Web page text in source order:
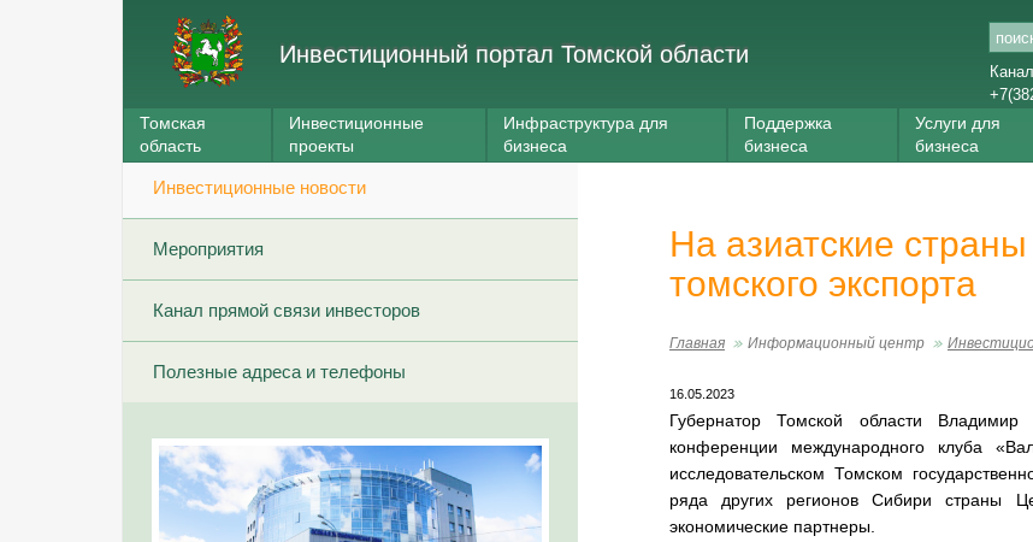
Инвестиционный портал Томской области
Томская
область
Инвестиционные
проекты
Инфраструктура для
бизнеса
Поддержка
бизнеса
Услуги для
бизнеса
Инвестиционные новости
Мероприятия
Канал прямой связи инвесторов
Полезные адреса и телефоны
На азиатские
томского экспорта
Главная Информационный центр
16.05.2023
Губернатор Томской области Владимир
конференции международного клуба
исследовательском Томском
ряда других регионов Сибири страны
экономические партнеры.